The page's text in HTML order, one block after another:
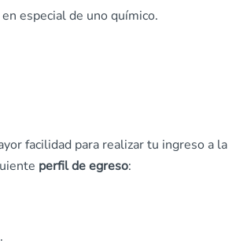
especial de uno químico.
facilidad para realizar tu ingreso a la
perfil de egreso: